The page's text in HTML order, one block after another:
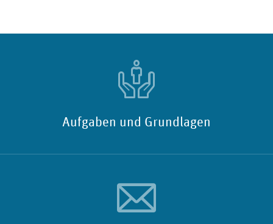
Aufgaben und Grundlagen